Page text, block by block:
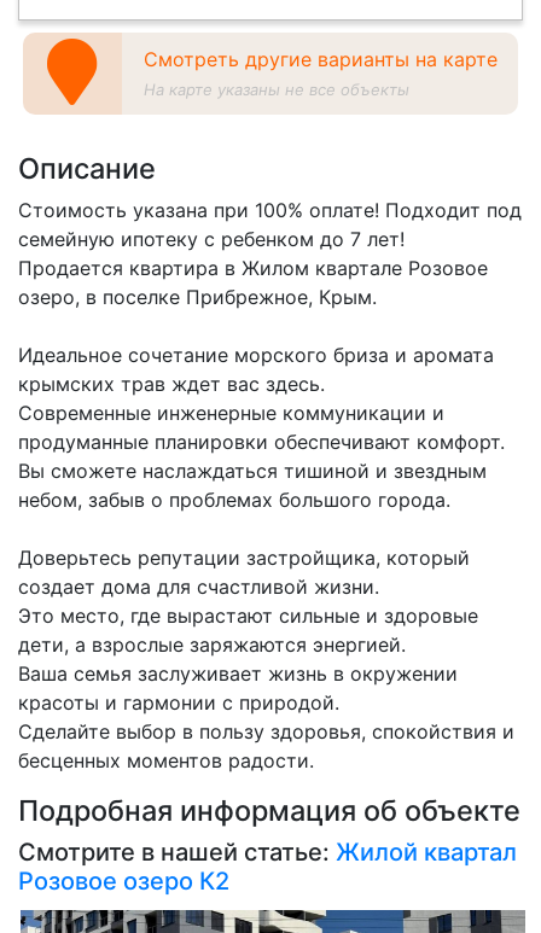
Смотреть другие варианты на карте
На карте указаны не все объекты
Описание
Стоимость указана при 100% оплате! Подходит под
семейную ипотеку с ребенком до 7 лет!
Продается квартира в Жилом квартале Розовое
озеро, в поселке Прибрежное, Крым.
Идеальное сочетание морского бриза и аромата
крымских трав ждет вас здесь.
Современные инженерные коммуникации и
продуманные планировки обеспечивают комфорт.
Вы сможете наслаждаться тишиной и звездным
небом, забыв о проблемах большого города.
Доверьтесь репутации застройщика, который
создает дома для счастливой жизни.
Это место, где вырастают сильные и здоровые
дети, а взрослые заряжаются энергией.
Ваша семья заслуживает жизнь в окружении
красоты и гармонии с природой.
Сделайте выбор в пользу здоровья, спокойствия и
бесценных моментов радости.
Подробная информация об объекте
Смотрите в нашей статье: Жилой квартал
Розовое озеро К2